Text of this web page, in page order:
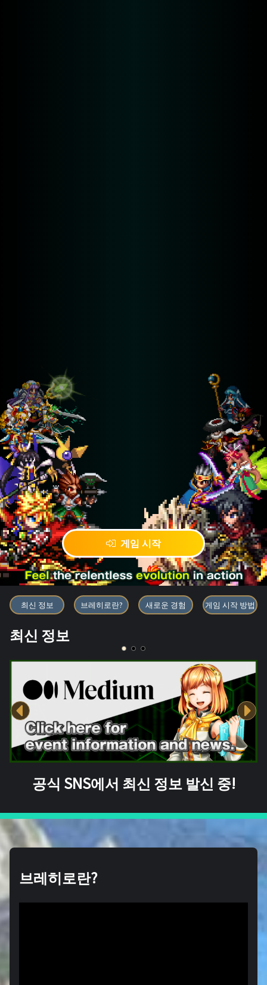
게임 시작
블록체인 게임 「BRAVE
최신 정보 브레히로란? 새로운 경험 게임 시작 방법
최신 정보
공식 SNS에서 최신 정보 발신 중!
브레히로란?